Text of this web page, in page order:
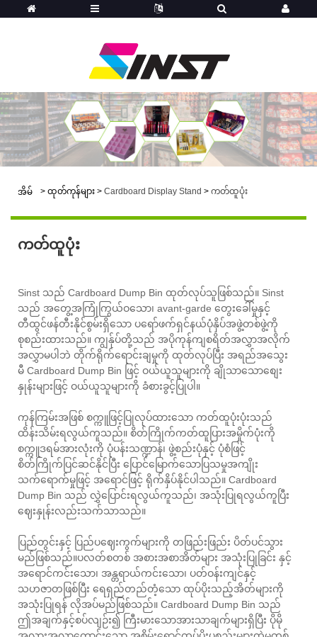
အိမ် > ထုတ်ကုန်များ > Cardboard Display Stand > ကတ်ထူပုံး
ကတ်ထူပုံး
Sinst သည် Cardboard Dump Bin ထုတ်လုပ်သူဖြစ်သည်။ Sinst
သည် အတွေ့အကြုံကြွယ်ဝသော၊ avant-garde တွေးခေါ်မှုနှင့်
တီထွင်ဖန်တီးနိုင်စွမ်းရှိသော ပရော်ဖက်ရှင်နယ်ပုံနှိပ်အဖွဲ့တစ်ဖွဲ့ကို
စုစည်းထားသည်။ ကျွန်ုပ်တို့သည် အပိုကုန်ကျစရိတ်အလွှာအလိုက်
အလွှာမပါဘဲ တိုက်ရိုက်ရောင်းချမှုကို ထုတ်လုပ်ပြီး အရည်အသွေး
မီ Cardboard Dump Bin ဖြင့် ဝယ်ယူသူများကို ချိုသာသောစျေး
နှုန်းများဖြင့် ဝယ်ယူသူများကို ခံစားခွင့်ပြုပါ။
ကုန်ကြမ်းအဖြစ် စက္ကူဖြင့်ပြုလုပ်ထားသော ကတ်ထူပုံးပုံးသည်
ထိန်းသိမ်းရလွယ်ကူသည်။ စိတ်ကြိုက်ကတ်ထူပြားအမှိုက်ပုံးကို
စက္ကူဒရမ်အားလုံးကို ပုံပန်းသဏ္ဍာန်၊ ဖွဲ့စည်းပုံနှင့် ပုံစံဖြင့်
စိတ်ကြိုက်ပြင်ဆင်နိုင်ပြီး ပြောင်မြောက်သောပြသမှုအကျိုး
သက်ရောက်မှုဖြင့် အရောင်ဖြင့် ရိုက်နှိပ်နိုင်ပါသည်။ Cardboard
Dump Bin သည် လွှဲပြောင်းရလွယ်ကူသည်၊ အသုံးပြုရလွယ်ကူပြီး
ဈေးနှုန်းလည်းသက်သာသည်။
ပြည်တွင်းနှင့် ပြည်ပဈေးကွက်များကို တဖြည်းဖြည်း ပိတ်ပင်သွား
မည်ဖြစ်သည်။ပလတ်စတစ် အစားအစာအိတ်များ အသုံးပြုခြင်း နှင့်
အရောင်ကင်းသော၊ အန္တရာယ်ကင်းသော၊ ပတ်ဝန်းကျင်နှင့်
သဟဇာတဖြစ်ပြီး ရေရှည်တည်တံ့သော ထုပ်ပိုးသည့်အိတ်များကို
အသုံးပြုရန် လိုအပ်မည်ဖြစ်သည်။ Cardboard Dump Bin သည်
ဤအချက်နှင့်စပ်လျဉ်း၍ ကြီးမားသောအားသာချက်များရှိပြီး ပိုမို